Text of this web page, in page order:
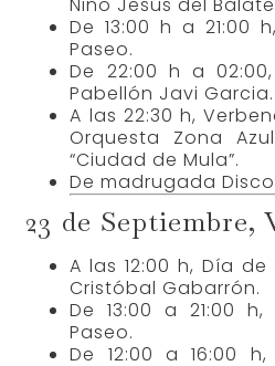
De 13:00 h a 21:00
Paseo.
De 22:00 h a
Pabellón Javi Garcia.
A las 22:30 h,
Orquesta Zona
“Ciudad de Mula”.
De madrugada
23 de Septiembre,
A las 12:00 h, Día
Cristóbal Gabarrón.
De 13:00 a 21:00
Paseo.
De 12:00 a 16:00